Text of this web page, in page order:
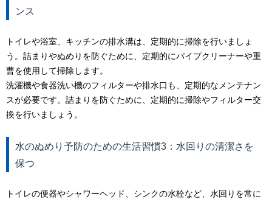
ンス
トイレや浴室、キッチンの排水溝は、定期的に掃除を行いましょ
う。詰まりやぬめりを防ぐために、定期的にパイプクリーナーや重
曹を使用して掃除します。
洗濯機や食器洗い機のフィルターや排水口も、定期的なメンテナン
スが必要です。詰まりを防ぐために、定期的に掃除やフィルター交
換を行いましょう。
水のぬめり予防のための生活習慣3：水回りの清潔さを
保つ
トイレの便器やシャワーヘッド、シンクの水栓など、水回りを常に